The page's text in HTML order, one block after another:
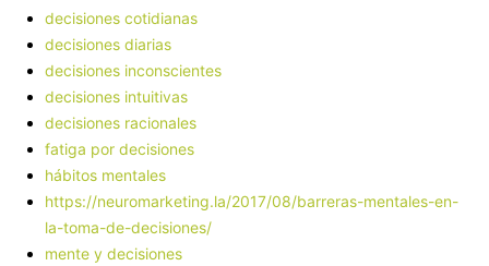
decisiones cotidianas
decisiones diarias
decisiones inconscientes
decisiones intuitivas
decisiones racionales
fatiga por decisiones
hábitos mentales
https://neuromarketing.la/2017/08/barreras-mentales-en-
la-toma-de-decisiones/
mente y decisiones